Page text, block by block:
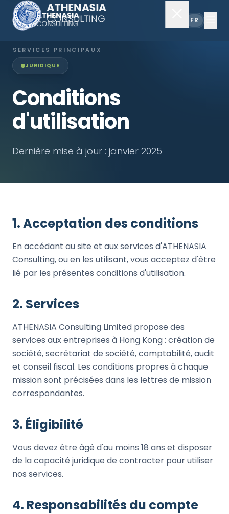
FR
SERVICES PRINCIPAUX
Constitution de société
Secrétariat
Comptabilité & audit
NOUS SUIVRE
Contactez-nous
JURIDIQUE
Conditions
d'utilisation
Dernière mise à jour : janvier 2025
1. Acceptation des conditions
En accédant au site et aux services d'ATHENASIA
Consulting, ou en les utilisant, vous acceptez d'être
lié par les présentes conditions d'utilisation.
2. Services
ATHENASIA Consulting Limited propose des
services aux entreprises à Hong Kong : création de
société, secrétariat de société, comptabilité, audit
et conseil fiscal. Les conditions propres à chaque
mission sont précisées dans les lettres de mission
correspondantes.
3. Éligibilité
Vous devez être âgé d'au moins 18 ans et disposer
de la capacité juridique de contracter pour utiliser
nos services.
4. Responsabilités du compte